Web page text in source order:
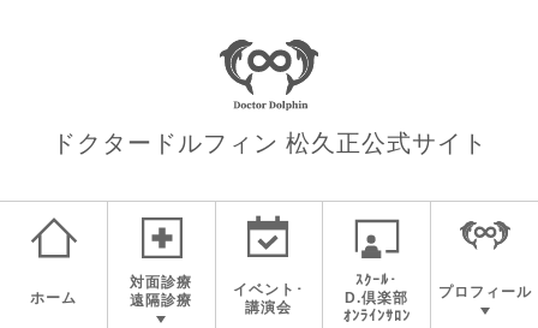
ドクタードルフィン 松久正公式サイト
ホーム
対面診療
遠隔診療
イベント･
講演会
ｽｸｰﾙ･
D.倶楽部
ｵﾝﾗｲﾝｻﾛﾝ
プロフィール